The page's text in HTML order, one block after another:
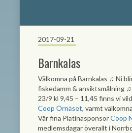
2017-09-21
Barnkalas
Välkomna på Barnkalas ♫ Ni
fiskedamm & ansiktsmålning ♫
23/9 kl 9,45 – 11,45 finns vi
Coop Örnäset, varmt välkomna
Vår fina PlatinasponsorCoop
medlemsdagar överallt i